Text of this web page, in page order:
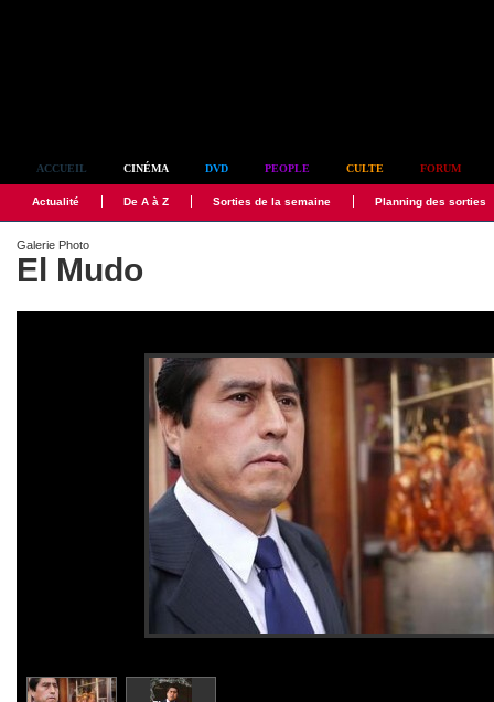
ACCUEIL CINÉMA DVD PEOPLE CULTE FORUM
Actualité De A à Z Sorties de la semaine Planning des sorties
Galerie Photo
El Mudo